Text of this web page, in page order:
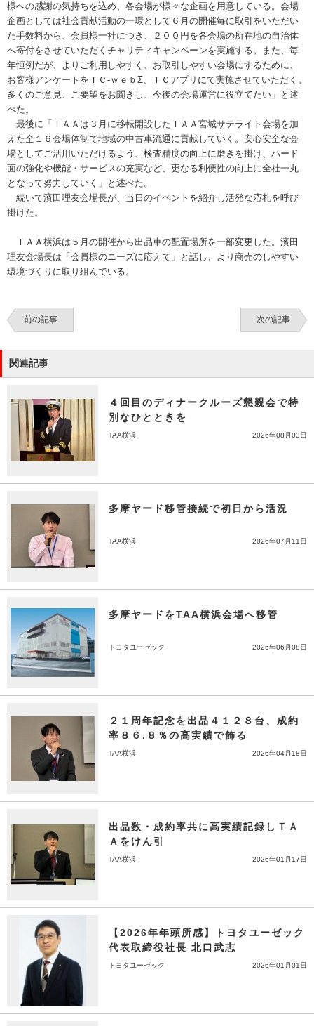
様への感謝の気持ちを込め、各会場が様々な企画を用意している。会場
企画としては社会貢献活動の一環として６月の開催毎に取引をいただい
た手数料から、会員様一社につき、２００円を各会場の所在地の自治体
へ寄付をさせていただくチャリティキャンペーンを実施する。また、毎
年恒例だが、よりご利用しやすく、お取引しやすい会場にするために、
お客様アンケートをＴＣ-ｗｅｂΣ、ＴＣアプリにて実施させていただく。
多くのご意見、ご要望をお聞きし、今後の会場運営に役立てたい」と述
べた。
最後に「ＴＡＡは３月に移転開設したＴＡＡ宮城サテライト会場を加
えた全１６会場体制で地域の中古車流通に貢献していく。安心安全な会
場としてご活用いただけるよう、検査精度の向上に磨きを掛け、ハード
面の強化や機能・サービスの充実など、更なる利便性の向上に全社一丸
となって努力していく」と述べた。
続いて濱田理友会場長が、当日のイベントを紹介し活発な応札を呼び
掛けた。
ＴＡＡ横浜は５月の開催から出品車の配置場所を一部変更した。濱田
理友会場長は「会員様のニーズに応えて」と話し、より商売のしやすい
環境づくりに取り組んでいる。
前の記事 次の記事
関連記事
４回目のディナークルーズ懇親会で特
別なひとときを
TAA横浜 2026年08月03日
多摩ヤード移管接続で初日から活況
TAA横浜 2026年07月11日
多摩ヤードをTAA横浜会場へ移管
トヨタユーゼック 2026年06月08日
２１周年記念を出品４１２８台、成約
率８６.８％の高実績で飾る
TAA横浜 2026年04月18日
出品数・成約率共に高実績記録しＴＡ
Ａをけん引
TAA横浜 2026年01月17日
【2026年年頭所感】トヨタユーゼック
代表取締役社長 北口武志
トヨタユーゼック 2026年01月01日